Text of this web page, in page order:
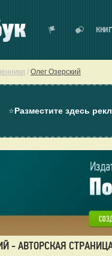
/ Олег Озерский
⭐Разместите здесь
- АВТОРСКАЯ